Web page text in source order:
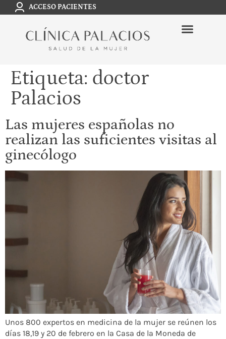
ACCESO PACIENTES
Etiqueta: doctor
Palacios
Las mujeres españolas no
realizan las suficientes visitas al
ginecólogo
Unos 800 expertos en medicina de la mujer se reúnen los
días 18,19 y 20 de febrero en la Casa de la Moneda de